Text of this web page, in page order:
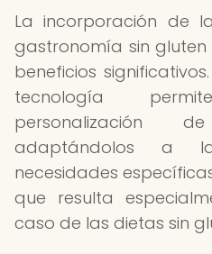
La incorporación de
gastronomía sin
beneficios
tecnología
personalización
adaptándolos a
necesidades
que resulta
caso de las dietas sin